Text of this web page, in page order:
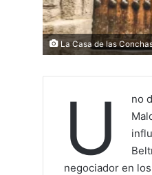
La Casa de las
U
no
negociador en